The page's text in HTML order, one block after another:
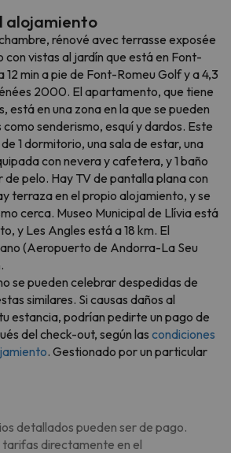
alojamiento
rénové avec terrasse exposée
con vistas al jardín que está en Font-
min a pie de Font-Romeu Golf y a 4,3
2000. El apartamento, que tiene
está en una zona en la que se pueden
senderismo, esquí y dardos. Este
1 dormitorio, una sala de estar, una
con nevera y cafetera, y 1 baño
pelo. Hay TV de pantalla plana con
terraza en el propio alojamiento, y se
cerca. Museo Municipal de Llívia está
y Les Angles está a 18 km. El
(Aeropuerto de Andorra-La Seu
se pueden celebrar despedidas de
similares. Si causas daños al
estancia, podrían pedirte un pago de
del check-out, según las condiciones
. Gestionado por un particular
detallados pueden ser de pago.
tarifas directamente en el